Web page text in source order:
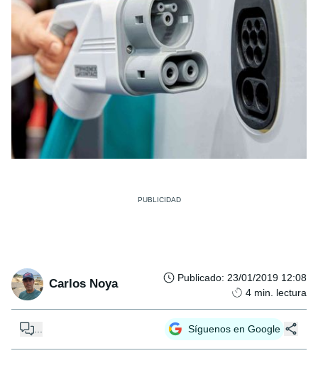
Carlos Noya Publicado: 23/01/2019 12:08
4 min. lectura
Síguenos en Google